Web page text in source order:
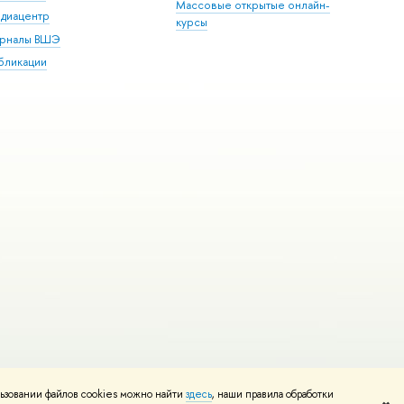
файлов cookies можно найти здесь, наши правила обработки
ВШЭ
Массовые открытые онлайн-
курсы
Редактору
Карта сайта